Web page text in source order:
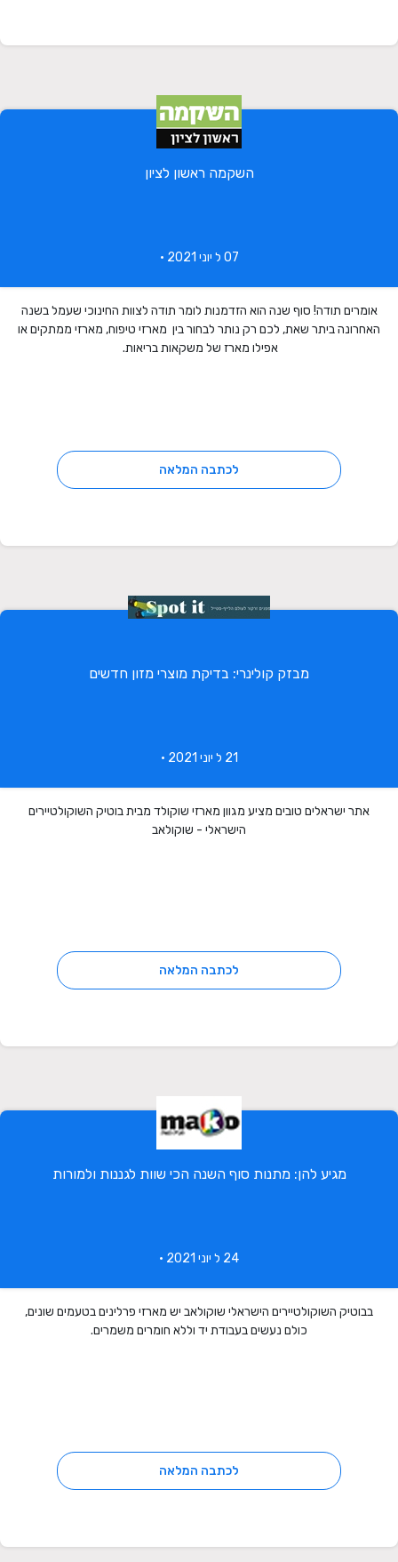
השקמה ראשון לציון
07 ל יוני 2021 •
אומרים תודה! סוף שנה הוא הזדמנות לומר תודה לצוות החינוכי שעמל בשנה
האחרונה ביתר שאת, לכם רק נותר לבחור בין מארזי טיפוח, מארזי ממתקים או
אפילו מארז של משקאות בריאות.
לכתבה המלאה
מבזק קולינרי: בדיקת מוצרי מזון חדשים
אתר ישראלים טובים מציע מגוון מארזי שוקולד מבית בוטיק השוקולטיירים
הישראלי - שוקולאב
לכתבה המלאה
מגיע להן: מתנות סוף השנה הכי שוות לגננות ולמורות
24 ל יוני 2021 •
בבוטיק השוקולטיירים הישראלי שוקולאב יש מארזי פרלינים בטעמים שונים,
כולם נעשים בעבודת יד וללא חומרים משמרים.
לכתבה המלאה